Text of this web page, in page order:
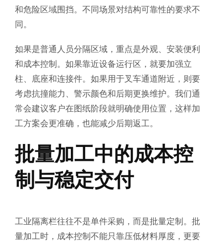
和危险区域围挡。不同场景对结构可靠性的要求不
同。
如果是普通人员分隔区域，重点是外观、安装便利
和成本控制。如果靠近设备运行区，就要加强立
柱、底座和连接件。如果用于叉车通道附近，则要
考虑抗撞能力、警示颜色和后期更换维护。我们通
常会建议客户在图纸阶段就明确使用位置，这样加
工方案会更准确，也能减少后期返工。
批量加工中的成本控
制与稳定交付
工业隔离栏往往不是单件采购，而是批量定制。批
量加工时，成本控制不能只靠压低材料厚度，更要